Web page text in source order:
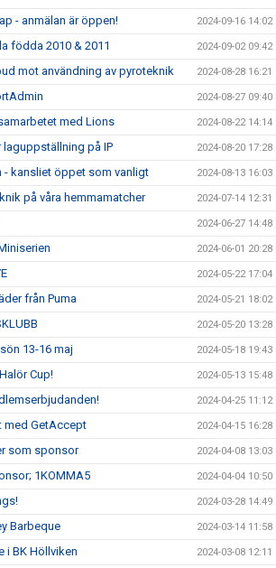
- anmälan är öppen!
2024-09-16 14:02
födda 2010 & 2011 2024-09-02 09:42
mot användning av pyroteknik 2024-08-28 16:21
2024-08-27 09:40
med Lions 2024-08-22 14:14
på IP 2024-08-20 17:28
- kansliet öppet som vanligt 2024-08-13 16:03
på våra hemmamatcher 2024-07-14 12:31
2024-06-27 14:48
2024-06-01 20:28
2024-05-22 17:04
från Puma 2024-05-21 18:02
2024-05-20 13:28
13-16 maj 2024-05-18 19:43
Cup! 2024-05-13 15:48
2024-04-25 11:12
med GetAccept 2024-04-15 16:28
som sponsor 2024-04-08 13:03
1KOMMA5 2024-04-04 10:50
2024-03-28 14:49
Barbeque 2024-03-14 11:58
i BK Höllviken 2024-03-08 12:11